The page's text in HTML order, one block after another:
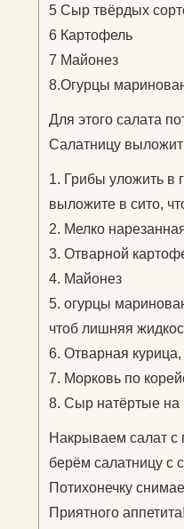
5 Сыр твёрдых
6 Картофель
7 Майонез
8.Огурцы
Для этого салата
Салатницу
1. Грибы уложить в
выложите в сито,
2. Мелко
3. Отварной
4. Майонез
5. огурцы
чтоб лишняя
6. Отварная
7. Морковь по
8. Сыр натёртые на
Накрываем салат с
берём салатницу с
Потихонечку
Приятного